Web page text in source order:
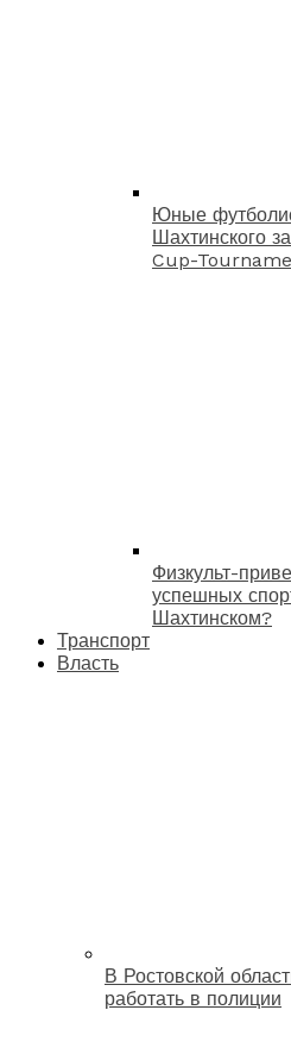
Юные
Шахтинского
Cup-
Физкульт-
успешных
Шахтинском?
Транспорт
Власть
В Ростовской
работать в полиции